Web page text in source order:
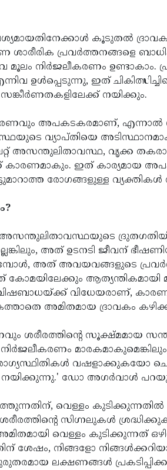
കൂടുതൽ
പ്രവർത്തനങ്ങളെ
മൂലം നിർജലീകരണം ഉണ്ടാകാം.
ഉൾപ്പെടുന്നു, ഇത്
നയിക്കും.
അപകടകരമാണ്, എന്നാൽ
വ്യാപ്തിയെ
അസന്തുലിതാവസ്ഥ, വൃക്ക
ഇത് കാര്യമായ
രോഗങ്ങളുള്ള
അത് ഉടനടി ജീവന്
അത് അവയവങ്ങളുടെ
ആത്യന്തികമായി
വിധേയരാണ്,
അമിതമായ ദ്രാവകം
ശരീരത്തിന്റെ സൂക്ഷ്മമായ
വഷളാക്കുകയോ
നയിക്കുന്നു.' ഡോ അഗർവാൾ
വെള്ളം
സിഗ്നലുകൾ
വെള്ളം കുടിക്കുന്നത്
ശേഷം, നിങ്ങളോ
ലക്ഷണങ്ങൾ